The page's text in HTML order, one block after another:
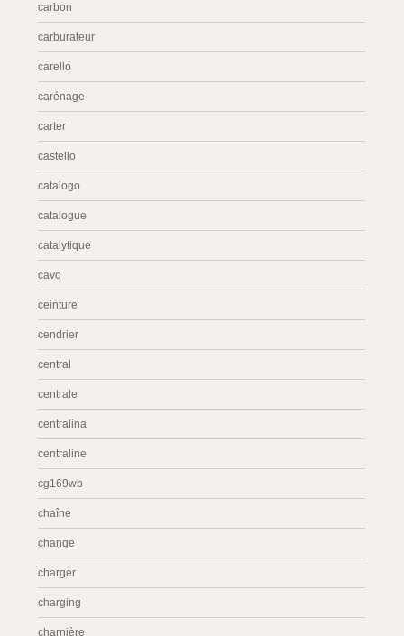
carbon
carburateur
carello
carénage
carter
castello
catalogo
catalogue
catalytique
cavo
ceinture
cendrier
central
centrale
centralina
centraline
cg169wb
chaîne
change
charger
charging
charnière